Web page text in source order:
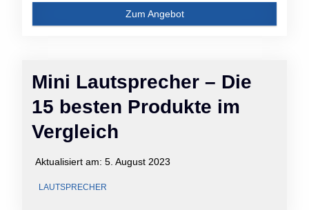
Mini Lautsprecher – Die
15 besten Produkte im
Vergleich
Aktualisiert am: 5. August 2023
LAUTSPRECHER
Zum Angebot